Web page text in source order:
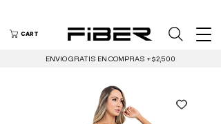
CART
ENVIO GRATIS EN COMPRAS +$2,500